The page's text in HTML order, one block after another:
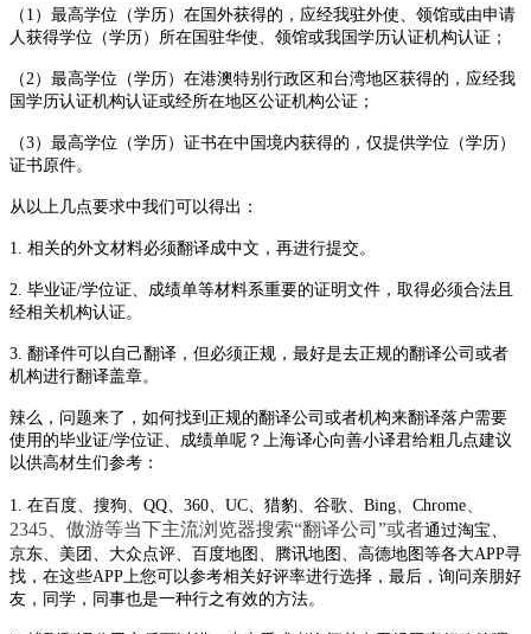
（ 1）最高学位（学历）在国外获得的，应经我驻外使、领馆或由申请
人获得学位（学历）所在国驻华使、领馆或我国学历认证机构认证；
（ 2）最高学位（学历）在港澳特别行政区和台湾地区获得的，应经我
国学历认证机构认证或经所在地区公证机构公证；
（3）最高学位（学历）证书在中国境内获得的，仅提供学位（学历）
证书原件。
从以上几点要求中我们可以得出：
1 相关的外文材料必须翻译成中文，再进行提交。
2 毕业证/学位证、成绩单等材料系重要的证明文件，取得必须合法且
经相关机构认证。
3 翻译件可以自己翻译，但必须正规，最好是去正规的翻译公司或者
机构进行翻译盖章。
辣么，问题来了，如何找到正规的翻译公司或者机构来翻译落户需要
使用的毕业证/学位证、成绩单呢？上海译心向善小译君给粗几点建议
以供高材生们参考：
1 在百度、搜狗、 QQ 360 UC 、猎豹、谷歌、 Bing Chrome
2345 、傲游等当下主流浏览器搜索“翻译公司”或者通过淘宝、
京东、美团、大众点评、百度地图、腾讯地图、高德地图 等各大APP寻
找，在这些APP 上您可以参考相关好评率进行选择，最后，询问亲朋好
友，同学，同事也是一种行之有效的方法。